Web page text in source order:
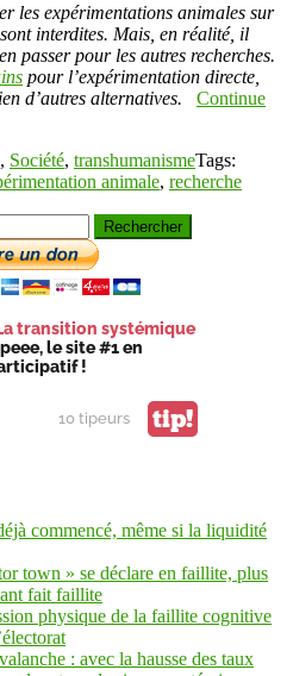
les expérimentations animales sur
interdites. Mais, en réalité, il
passer pour les autres recherches.
pour l’expérimentation directe,
d’autres alternatives.
Continue
, Société, transhumanismeTags:
animale, recherche
transition systémique
le site #1 en
!
10 tipeurs tip!
commencé, même si la liquidité
town » se déclare en faillite, plus
fait faillite
physique de la faillite cognitive
: avec la hausse des taux